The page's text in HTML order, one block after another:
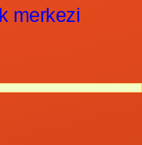
merkezi